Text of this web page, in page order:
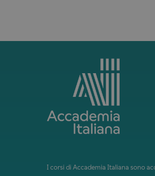
I corsi di Accademia Italiana sono